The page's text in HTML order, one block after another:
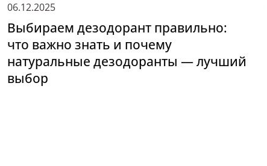
06.12.2025
Выбираем дезодорант правильно:
что важно знать и почему
натуральные дезодоранты — лучший
выбор